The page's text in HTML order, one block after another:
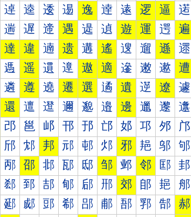
逴 逵 逶 逷 逸 逹 逺 逻 逼 逽
遄 遅 遆 遇 遈 遉 遊 運 遌 遍
達 違 遖 遗 遘 遙 遚 遛 遜 遝
遤 遥 遦 遧 遨 適 遪 遫 遬 遭
遴 遵 遶 遷 選 遹 遺 遻 遼 遽
還 邅 邆 邇 邈 邉 邊 邋 邌 邍
邔 邕 邖 邗 邘 邙 邚 邛 邜 邝
邤 邥 邦 邧 邨 邩 邪 邫 邬 邭
邴 邵 邶 邷 邸 邹 邺 邻 邼 邽
郄 郅 郆 郇 郈 郉 郊 郋 郌 郍
郔 郕 郖 郗 郘 郙 郚 郛 郜 郝